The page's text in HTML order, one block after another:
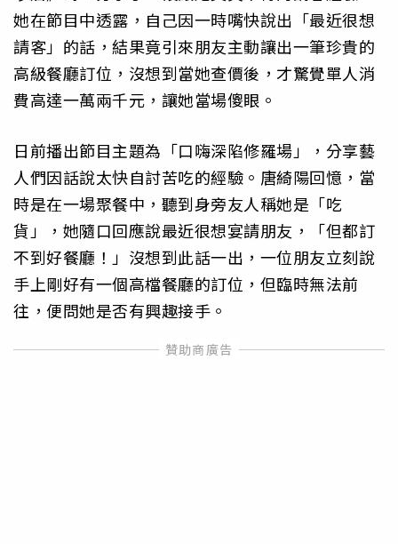
她在節目中透露，自己因一時嘴快說出「最近很想
請客」的話，結果竟引來朋友主動讓出一筆珍貴的
高級餐廳訂位，沒想到當她查價後，才驚覺單人消
費高達一萬兩千元，讓她當場傻眼。
日前播出節目主題為「口嗨深陷修羅場」，分享藝
人們因話說太快自討苦吃的經驗。唐綺陽回憶，當
時是在一場聚餐中，聽到身旁友人稱她是「吃
貨」，她隨口回應說最近很想宴請朋友，「但都訂
不到好餐廳！」沒想到此話一出，一位朋友立刻說
手上剛好有一個高檔餐廳的訂位，但臨時無法前
往，便問她是否有興趣接手。